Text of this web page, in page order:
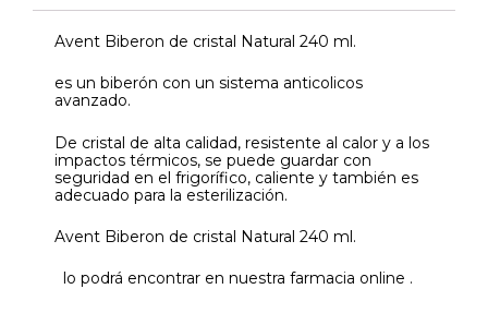
Avent Biberon de cristal Natural 240 ml.
es un biberón con un sistema anticolicos
avanzado.
De cristal de alta calidad, resistente al calor y a los
impactos térmicos, se puede guardar con
seguridad en el frigorífico, caliente y también es
adecuado para la esterilización.
Avent Biberon de cristal Natural 240 ml.
lo podrá encontrar en nuestra farmacia online .